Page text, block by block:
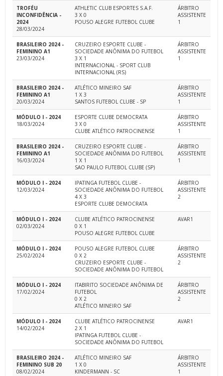
TROFÉU
INCONFIDÊNCIA -
2024
28/03/2024
ATHLETIC CLUB ESPORTES S.A.F.
3 X 0
POUSO ALEGRE FUTEBOL CLUBE
ÁRBITRO
ASSISTENTE
1
BRASILEIRO 2024 -
FEMININO A1
23/03/2024
CRUZEIRO ESPORTE CLUBE -
SOCIEDADE ANÔNIMA DO FUTEBOL
3 X 1
INTERNACIONAL - SPORT CLUB
INTERNACIONAL (RS)
ÁRBITRO
ASSISTENTE
1
BRASILEIRO 2024 -
FEMININO A1
20/03/2024
ATLÉTICO MINEIRO SAF
1 X 3
SANTOS FUTEBOL CLUBE - SP
ÁRBITRO
ASSISTENTE
1
MÓDULO I - 2024
18/03/2024
ESPORTE CLUBE DEMOCRATA
3 X 0
CLUBE ATLÉTICO PATROCINENSE
ÁRBITRO
ASSISTENTE
1
BRASILEIRO 2024 -
FEMININO A1
16/03/2024
CRUZEIRO ESPORTE CLUBE -
SOCIEDADE ANÔNIMA DO FUTEBOL
1 X 1
SAO PAULO FUTEBOL CLUBE (SP)
ÁRBITRO
ASSISTENTE
1
MÓDULO I - 2024
12/03/2024
IPATINGA FUTEBOL CLUBE -
SOCIEDADE ANÔNIMA DO FUTEBOL
4 X 3
ESPORTE CLUBE DEMOCRATA
ÁRBITRO
ASSISTENTE
2
MÓDULO I - 2024
02/03/2024
CLUBE ATLÉTICO PATROCINENSE
0 X 1
POUSO ALEGRE FUTEBOL CLUBE
AVAR1
MÓDULO I - 2024
25/02/2024
POUSO ALEGRE FUTEBOL CLUBE
0 X 2
CRUZEIRO ESPORTE CLUBE -
SOCIEDADE ANÔNIMA DO FUTEBOL
ÁRBITRO
ASSISTENTE
2
MÓDULO I - 2024
17/02/2024
ITABIRITO SOCIEDADE ANÔNIMA DE
FUTEBOL
0 X 2
ATLÉTICO MINEIRO SAF
ÁRBITRO
ASSISTENTE
2
MÓDULO I - 2024
14/02/2024
CLUBE ATLÉTICO PATROCINENSE
2 X 1
IPATINGA FUTEBOL CLUBE -
SOCIEDADE ANÔNIMA DO FUTEBOL
AVAR1
BRASILEIRO 2024 -
FEMININO SUB 20
08/02/2024
ATLÉTICO MINEIRO SAF
1 X 0
KINDERMANN - SC
ÁRBITRO
ASSISTENTE
1